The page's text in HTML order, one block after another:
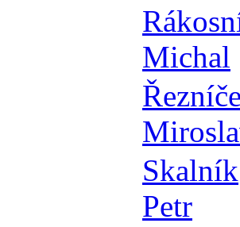
Michal
Skalník
Petr